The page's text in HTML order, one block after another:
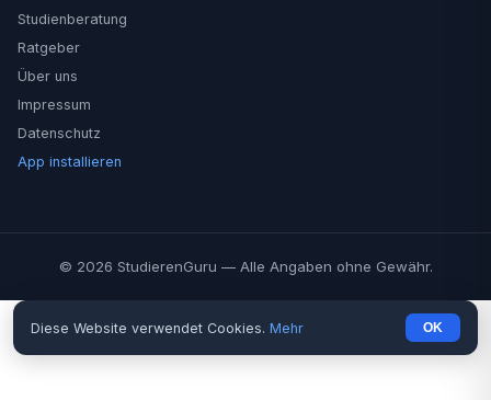
Studienberatung
Ratgeber
Über uns
Impressum
Datenschutz
App installieren
© 2026 StudierenGuru — Alle Angaben ohne Gewähr.
Diese Website verwendet Cookies. Mehr OK